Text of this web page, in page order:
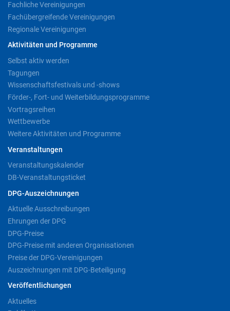
Fachliche Vereinigungen
Fachübergreifende Vereinigungen
Regionale Vereinigungen
Aktivitäten und Programme
Selbst aktiv werden
Tagungen
Wissenschaftsfestivals und -shows
Förder-, Fort- und Weiterbildungsprogramme
Vortragsreihen
Wettbewerbe
Weitere Aktivitäten und Programme
Veranstaltungen
Veranstaltungskalender
DB-Veranstaltungsticket
DPG-Auszeichnungen
Aktuelle Ausschreibungen
Ehrungen der DPG
DPG-Preise
DPG-Preise mit anderen Organisationen
Preise der DPG-Vereinigungen
Auszeichnungen mit DPG-Beteiligung
Veröffentlichungen
Aktuelles